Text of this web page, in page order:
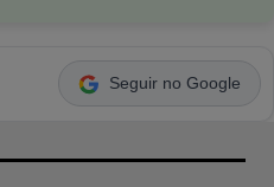
Seguir no Google